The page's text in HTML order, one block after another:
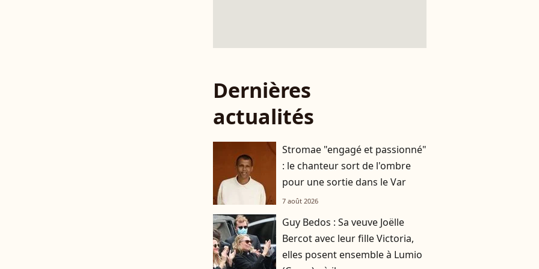
Dernières
actualités
Stromae "engagé et passionné"
: le chanteur sort de l'ombre
pour une sortie dans le Var
7 août 2026
Guy Bedos : Sa veuve Joëlle
Bercot avec leur fille Victoria,
elles posent ensemble à Lumio